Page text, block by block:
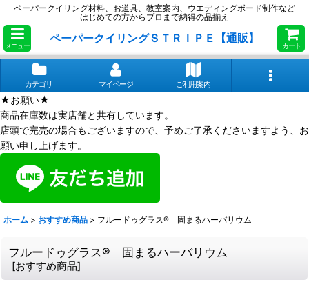
ペーパークイリング材料、お道具、教室案内、ウエディングボード制作など
はじめての方からプロまで納得の品揃え
メニュー
ペーパークイリングＳＴＲＩＰＥ【通販】
カート
カテゴリ マイページ ご利用案内
★お願い★
商品在庫数は実店舗と共有しています。
店頭で完売の場合もございますので、予めご了承くださいますよう、お
願い申し上げます。
ホーム > おすすめ商品 > フルードゥグラス® 固まるハーバリウム
フルードゥグラス® 固まるハーバリウム
[おすすめ商品]